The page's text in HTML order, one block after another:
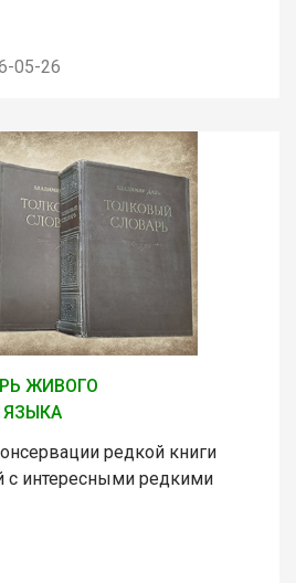
05-26
ЖИВОГО
ЯЗЫКА
редкой книги
с интересными редкими